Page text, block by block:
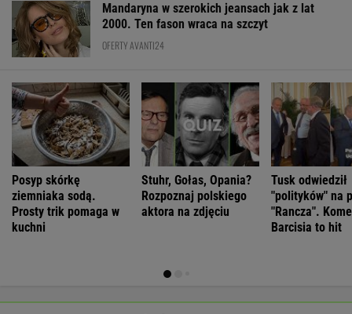
Mandaryna w szerokich jeansach jak z lat
2000. Ten fason wraca na szczyt
OFERTY AVANTI24
Posyp skórkę
ziemniaka sodą.
Prosty trik pomaga w
kuchni
Stuhr, Gołas, Opania?
Rozpoznaj polskiego
aktora na zdjęciu
Tusk odwiedził
"polityków" na
"Rancza".
Barcisia to hit